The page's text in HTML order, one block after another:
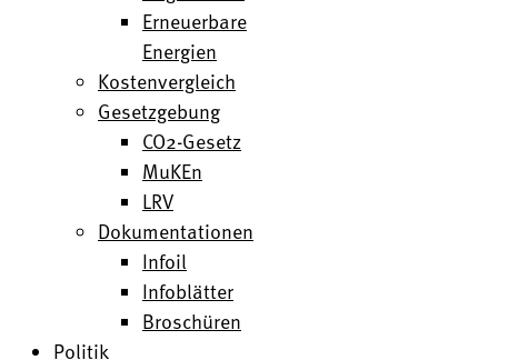
Erneuerbare
Energien
Kostenvergleich
Gesetzgebung
CO2-Gesetz
MuKEn
LRV
Dokumentationen
Infoil
Infoblätter
Broschüren
Politik